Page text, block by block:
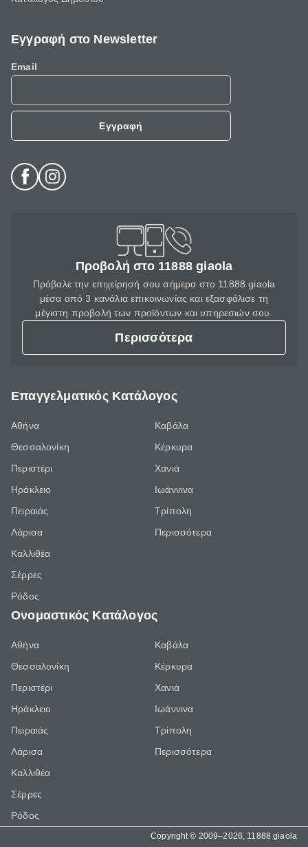
Εγγραφή στο Newsletter
Email
Εγγραφή
Προβολή στο 11888 giaola
Πρόβαλε την επιχείρησή σου σήμερα στο 11888 giaola
μέσα από 3 κανάλια επικοινωνίας και εξασφάλισε τη
μέγιστη προβολή των προϊόντων και υπηρεσιών σου.
Περισσότερα
Επαγγελματικός Κατάλογος
Αθήνα
Θεσσαλονίκη
Περιστέρι
Ηράκλειο
Πειραιάς
Λάρισα
Καλλιθέα
Σέρρες
Ρόδος
Καβάλα
Κέρκυρα
Χανιά
Ιωάννινα
Τρίπολη
Περισσότερα
Ονομαστικός Κατάλογος
Αθήνα
Θεσσαλονίκη
Περιστέρι
Ηράκλειο
Πειραιάς
Λάρισα
Καλλιθέα
Σέρρες
Ρόδος
Καβάλα
Κέρκυρα
Χανιά
Ιωάννινα
Τρίπολη
Περισσότερα
Copyright © 2009–2026, 11888 giaola